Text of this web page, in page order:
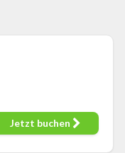
Jetzt buchen